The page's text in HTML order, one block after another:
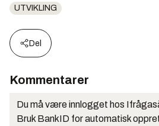
UTVIKLING
Del
Kommentarer
Du må være innlogget hos
Bruk BankID for automatisk